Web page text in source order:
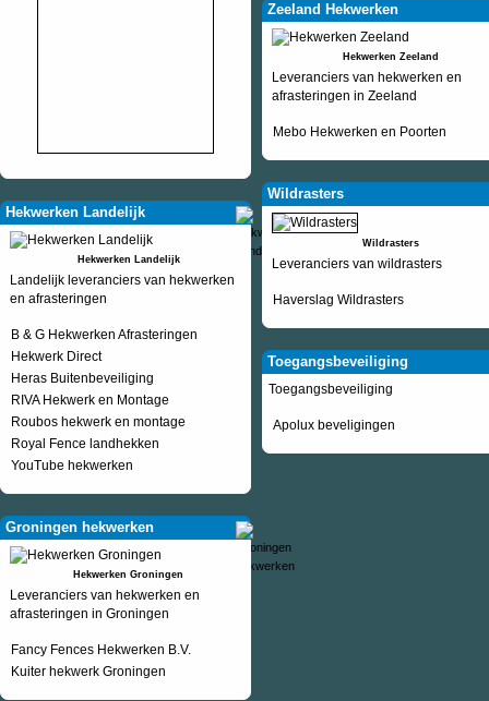
Hekwerken Landelijk
Hekwerken Landelijk
Landelijk leveranciers van hekwerken
en afrasteringen
B & G Hekwerken Afrasteringen
Hekwerk Direct
Heras Buitenbeveiliging
RIVA Hekwerk en Montage
Roubos hekwerk en montage
Royal Fence landhekken
YouTube hekwerken
Groningen hekwerken
Hekwerken Groningen
Leveranciers van hekwerken en
afrasteringen in Groningen
Fancy Fences Hekwerken B.V.
Kuiter hekwerk Groningen
Zeeland Hekwerken
Hekwerken Zeeland
Leveranciers van hekwerken en
afrasteringen in Zeeland
Mebo Hekwerken en Poorten
Wildrasters
Wildrasters
Leveranciers van wildrasters
Haverslag Wildrasters
Toegangsbeveiliging
Toegangsbeveiliging
Apolux beveligingen